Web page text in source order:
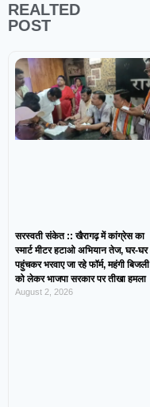
REALTED
POST
सरस्वती संकेत :: खैरागढ़ में कांग्रेस का
स्मार्ट मीटर हटाओ अभियान तेज, घर-घर
पहुंचकर भरवाए जा रहे फॉर्म, महंगी बिजली
को लेकर भाजपा सरकार पर तीखा हमला
August 2, 2026